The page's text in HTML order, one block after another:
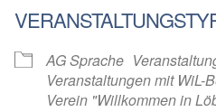
AG Sprache
Veranstaltungen mit WiL-
Verein "Willkommen in